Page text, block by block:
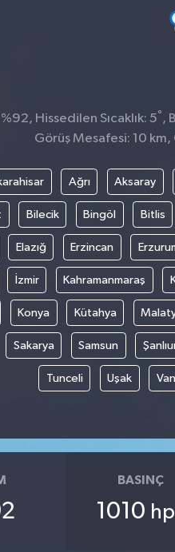
Hissedilen Sıcaklık: 5° ,
Görüş Mesafesi: 10 km,
Ağrı Aksaray
Bilecik Bingöl Bitlis
Elazığ Erzincan
İzmir Kahramanmaraş
Konya Kütahya
Sakarya Samsun
Tunceli Uşak Van
BASINÇ
1010